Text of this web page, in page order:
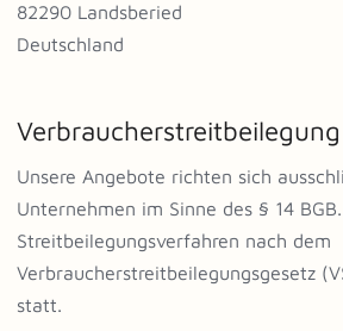
82290 Landsberied
Deutschland
Verbraucherstreitbeilegung
Unsere Angebote richten sich
Unternehmen im Sinne des § 14
Streitbeilegungsverfahren nach dem
Verbraucherstreitbeilegungsgesetz
statt.